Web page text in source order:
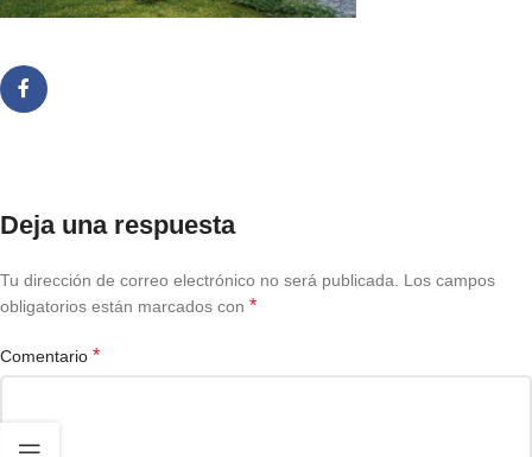
Deja una respuesta
Tu dirección de correo electrónico no será publicada.
Los campos
obligatorios están marcados con *
Comentario *